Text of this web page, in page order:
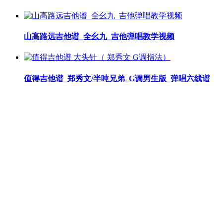
山高路远吉他谱_全幺九_吉他弹唱教学视频
值得吉他谱_郑秀文/半吨兄弟_G调男生版_弹唱六线谱